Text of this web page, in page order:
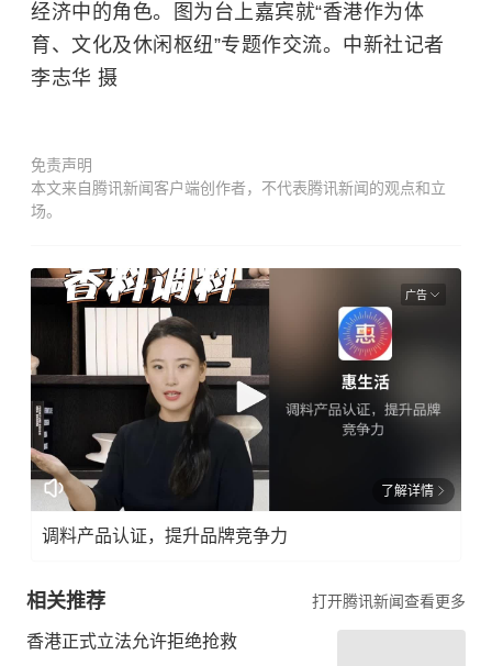
经济中的角色。图为台上嘉宾就“香港作为体
育、文化及休闲枢纽”专题作交流。中新社记者
李志华 摄
免责声明
本文来自腾讯新闻客户端创作者，不代表腾讯新闻的观点和立
场。
广告
了解详情
调料产品认证，提升品牌竞争力
相关推荐 打开腾讯新闻查看更多
香港正式立法允许拒绝抢救